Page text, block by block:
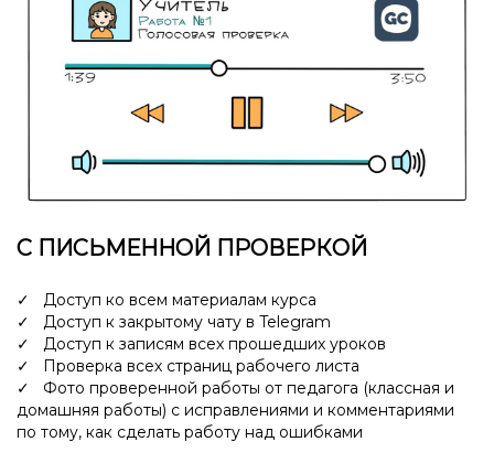
С ПИСЬМЕННОЙ ПРОВЕРКОЙ
✓ Доступ ко всем материалам курса
✓ Доступ к закрытому чату в Telegram
✓ Доступ к записям всех прошедших уроков
✓ Проверка всех страниц рабочего листа
✓ Фото проверенной работы от педагога (классная и
домашняя работы) с исправлениями и комментариями
по тому, как сделать работу над ошибками